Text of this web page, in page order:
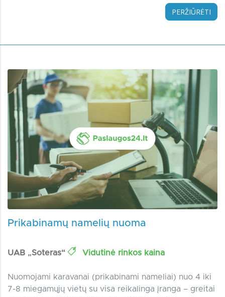
PERŽIŪRĖTI
Prikabinamų namelių nuoma
UAB „Soteras“ Vidutinė rinkos kaina
Nuomojami karavanai (prikabinami nameliai) nuo 4 iki
7-8 miegamųjų vietų su visa reikalinga įranga – greitai